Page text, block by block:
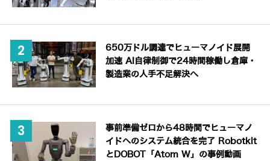
650万ドル調達でヒューマノイド展開
加速 AI自律制御で24時間稼働し倉庫・
製造業の人手不足解決へ
事前準備ゼロから48時間でヒューマノ
イドへのシステム統合を完了 Robotkit
とDOBOT「Atom W」の事例動画